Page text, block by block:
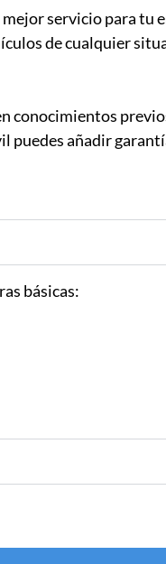
servicio para tu
de cualquier
conocimientos
puedes añadir
básicas: